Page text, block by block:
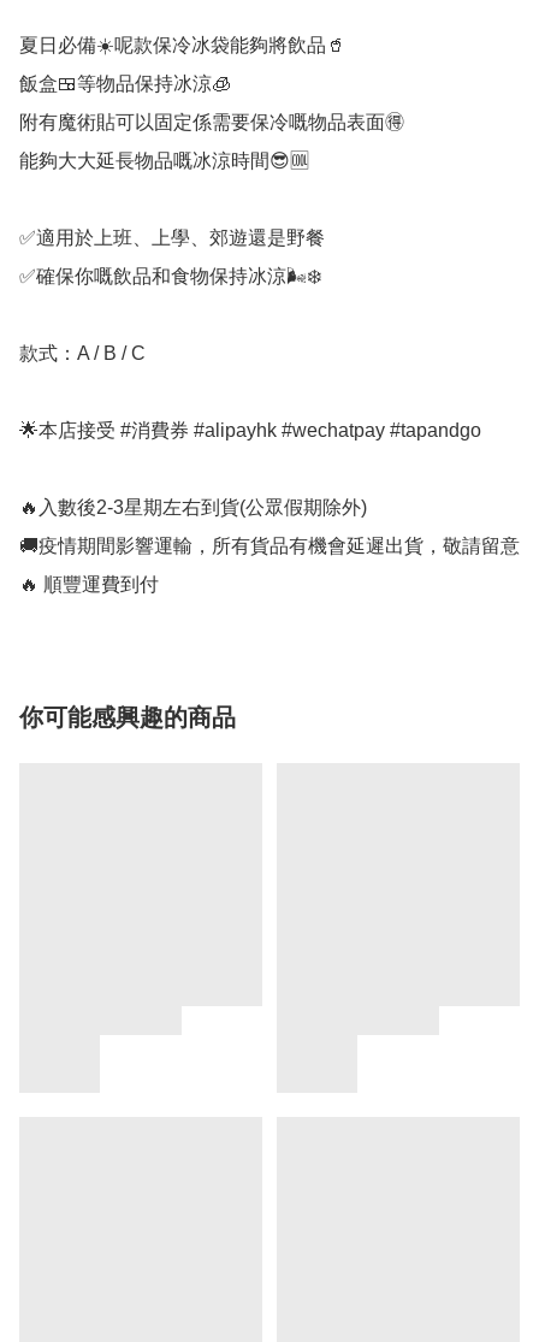
夏日必備☀️呢款保冷冰袋能夠將飲品🥤
飯盒🍱等物品保持冰涼🧊
附有魔術貼可以固定係需要保冷嘅物品表面🉐️
能夠大大延長物品嘅冰涼時間😎🆒
✅️適用於上班、上學、郊遊還是野餐
✅️確保你嘅飲品和食物保持冰涼🌬❄
款式：A / B / C
🌟本店接受 #消費券 #alipayhk #wechatpay #tapandgo
🔥入數後2-3星期左右到貨(公眾假期除外)
🚚疫情期間影響運輸，所有貨品有機會延遲出貨，敬請留意
🔥 順豐運費到付
你可能感興趣的商品